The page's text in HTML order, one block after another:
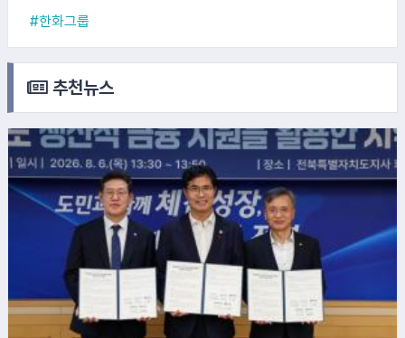
#한화그룹
추천뉴스
8. 이디야커피
7. 11번가
6.